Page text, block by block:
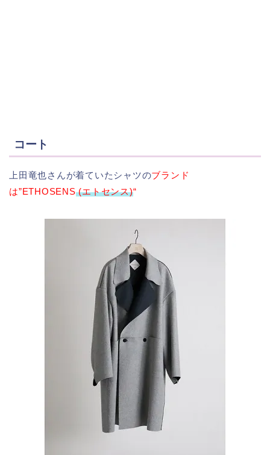
コート
上田竜也さんが着ていたシャツのブランド
は”ETHOSENS(エトセンス)“